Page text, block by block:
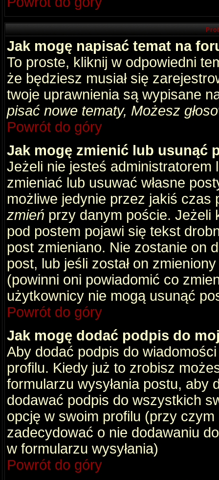
Jak mogę napisać temat na
To proste, kliknij w odpowiedni
że będziesz musiał się
twoje uprawnienia są wypisane
pisać nowe tematy, Możesz
Powrót do góry
Jak mogę zmienić lub usunąć
Jeżeli nie jesteś
zmieniać lub usuwać własne
możliwe jedynie przez jakiś
zmień przy danym poście. Jeżeli
pod postem pojawi się tekst
post zmieniano. Nie zostanie on
post, lub jeśli został on
(powinni oni powiadomić co
użytkownicy nie mogą usunąć
Powrót do góry
Jak mogę dodać podpis do
Aby dodać podpis do
profilu. Kiedy już to zrobisz
formularzu wysyłania postu,
dodawać podpis do wszystkich
opcję w swoim profilu (przy
zadecydować o nie dodawaniu
w formularzu wysyłania)
Powrót do góry